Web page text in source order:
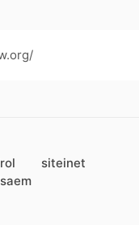
siteinet